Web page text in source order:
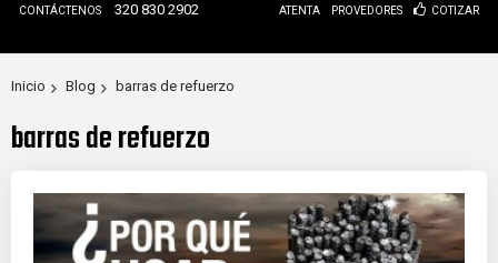
CONTÁCTENOS 320 830 2902 ATENTA PROVEDORES COTIZAR
Inicio Blog barras de refuerzo
barras de refuerzo